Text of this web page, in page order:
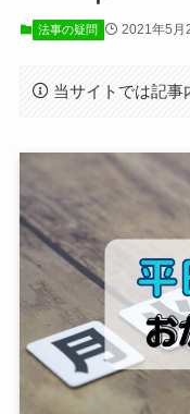
法事の疑問 2021年5月
当サイトでは記事